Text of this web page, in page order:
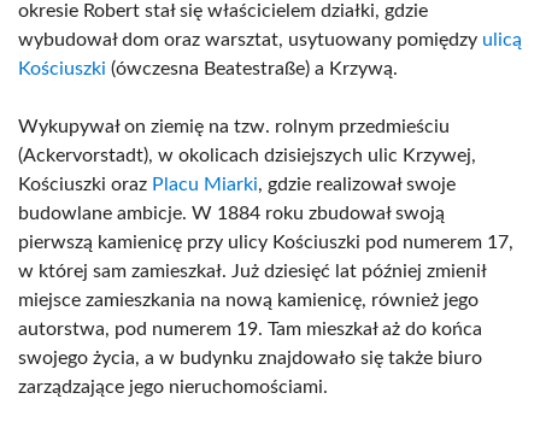
okresie Robert stał się właścicielem działki, gdzie
wybudował dom oraz warsztat, usytuowany pomiędzy ulicą
Kościuszki (ówczesna Beatestraße) a Krzywą.
Wykupywał on ziemię na tzw. rolnym przedmieściu
(Ackervorstadt), w okolicach dzisiejszych ulic Krzywej,
Kościuszki oraz Placu Miarki, gdzie realizował swoje
budowlane ambicje. W 1884 roku zbudował swoją
pierwszą kamienicę przy ulicy Kościuszki pod numerem 17,
w której sam zamieszkał. Już dziesięć lat później zmienił
miejsce zamieszkania na nową kamienicę, również jego
autorstwa, pod numerem 19. Tam mieszkał aż do końca
swojego życia, a w budynku znajdowało się także biuro
zarządzające jego nieruchomościami.